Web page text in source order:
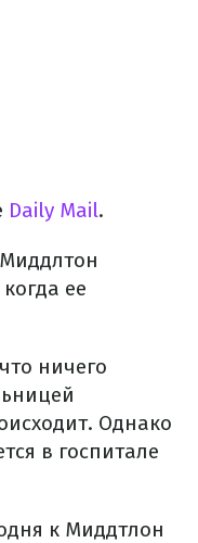
Daily Mail.
ее
ничего
Однако
в госпитале
к Миддтлон